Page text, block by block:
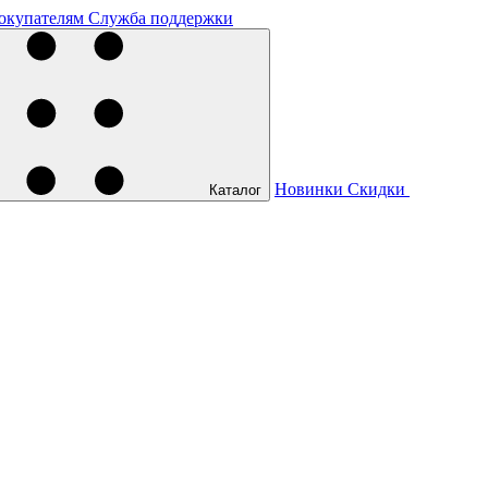
Служба поддержки
Каталог Новинки Скидки